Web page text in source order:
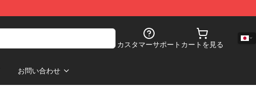
カスタマーサポート カートを見る
お問い合わせ